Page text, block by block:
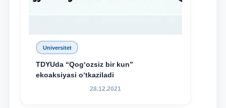
Universitet
TDYUda “Qog‘ozsiz bir kun”
ekoaksiyasi o‘tkaziladi
28.12.2021